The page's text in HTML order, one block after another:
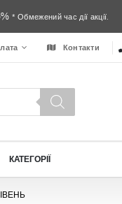
* Обмежений час дії акції.
Контакти
КАТЕГОРІЇ